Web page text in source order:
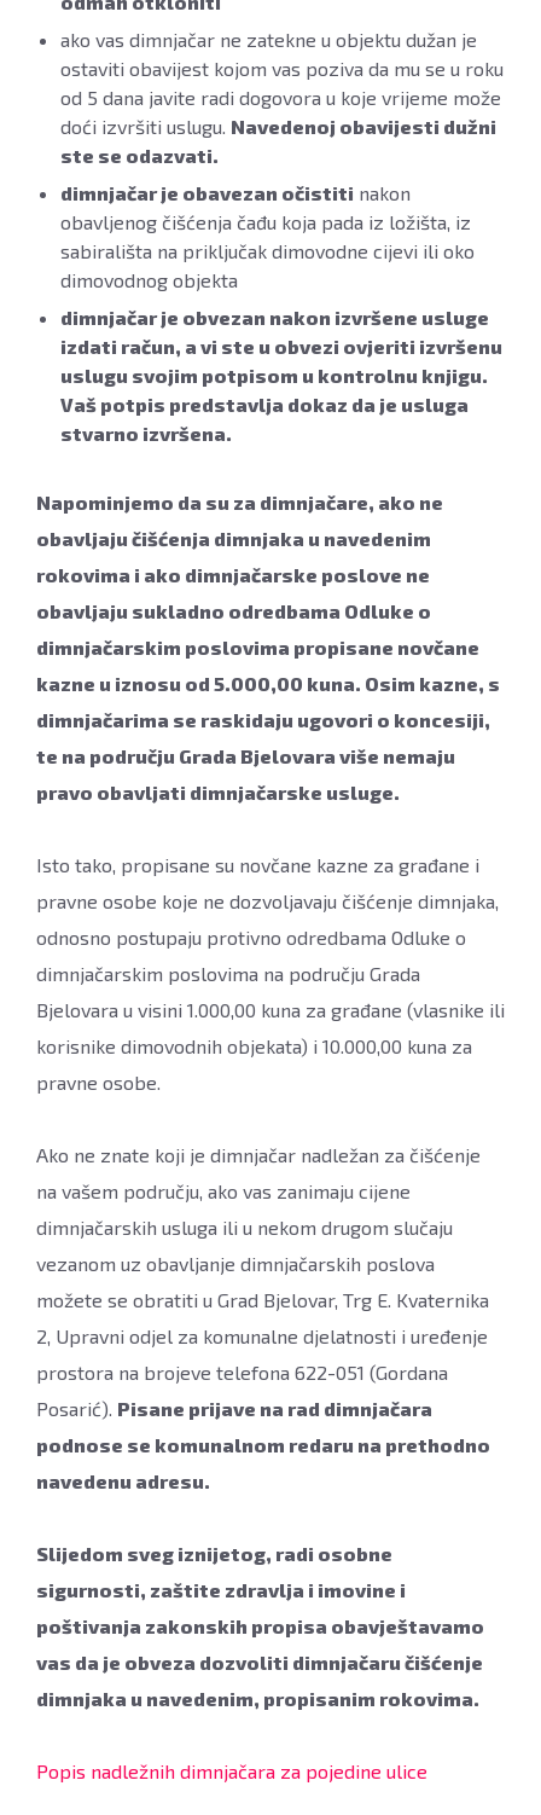
ako vas dimnjačar ne zatekne u objektu dužan je
ostaviti obavijest kojom vas poziva da mu se u roku
od 5 dana javite radi dogovora u koje vrijeme može
doći izvršiti uslugu. Navedenoj obavijesti dužni
ste se odazvati.
dimnjačar je obavezan očistiti nakon
obavljenog čišćenja čađu koja pada iz ložišta, iz
sabirališta na priključak dimovodne cijevi ili oko
dimovodnog objekta
dimnjačar je obvezan nakon izvršene usluge
izdati račun, a vi ste u obvezi ovjeriti izvršenu
uslugu svojim potpisom u kontrolnu knjigu.
Vaš potpis predstavlja dokaz da je usluga
stvarno izvršena.
Napominjemo da su za dimnjačare, ako ne
obavljaju čišćenja dimnjaka u navedenim
rokovima i ako dimnjačarske poslove ne
obavljaju sukladno odredbama Odluke o
dimnjačarskim poslovima propisane novčane
kazne u iznosu od 5.000,00 kuna. Osim kazne, s
dimnjačarima se raskidaju ugovori o koncesiji,
te na području Grada Bjelovara više nemaju
pravo obavljati dimnjačarske usluge.
Isto tako, propisane su novčane kazne za građane i
pravne osobe koje ne dozvoljavaju čišćenje dimnjaka,
odnosno postupaju protivno odredbama Odluke o
dimnjačarskim poslovima na području Grada
Bjelovara u visini 1.000,00 kuna za građane (vlasnike ili
korisnike dimovodnih objekata) i 10.000,00 kuna za
pravne osobe.
Ako ne znate koji je dimnjačar nadležan za čišćenje
na vašem području, ako vas zanimaju cijene
dimnjačarskih usluga ili u nekom drugom slučaju
vezanom uz obavljanje dimnjačarskih poslova
možete se obratiti u Grad Bjelovar, Trg E. Kvaternika
2, Upravni odjel za komunalne djelatnosti i uređenje
prostora na brojeve telefona 622-051 (Gordana
Posarić). Pisane prijave na rad dimnjačara
podnose se komunalnom redaru na prethodno
navedenu adresu.
Slijedom sveg iznijetog, radi osobne
sigurnosti, zaštite zdravlja i imovine i
poštivanja zakonskih propisa obavještavamo
vas da je obveza dozvoliti dimnjačaru čišćenje
dimnjaka u navedenim, propisanim rokovima.
Popis nadležnih dimnjačara za pojedine ulice